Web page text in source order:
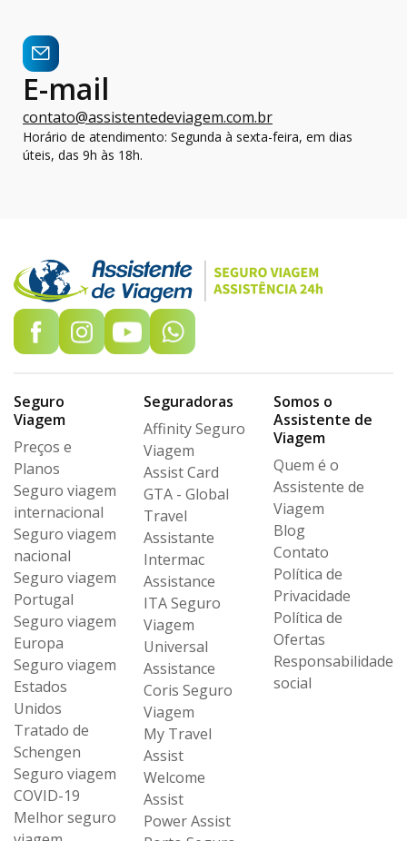
E-mail
contato@assistentedeviagem.com.br
Horário de atendimento: Segunda à sexta-feira, em dias
úteis, das 9h às 18h.
Seguro
Viagem
Preços e
Planos
Seguro viagem
internacional
Seguro viagem
nacional
Seguro viagem
Portugal
Seguro viagem
Europa
Seguro viagem
Estados
Unidos
Tratado de
Schengen
Seguro viagem
COVID-19
Melhor seguro
Seguradoras
Affinity Seguro
Viagem
Assist Card
GTA - Global
Travel
Assistante
Intermac
Assistance
ITA Seguro
Viagem
Universal
Assistance
Coris Seguro
Viagem
My Travel
Assist
Welcome
Assist
Power Assist
Somos o
Assistente de
Viagem
Quem é o
Assistente de
Viagem
Blog
Contato
Política de
Privacidade
Política de
Ofertas
Responsabilidade
social